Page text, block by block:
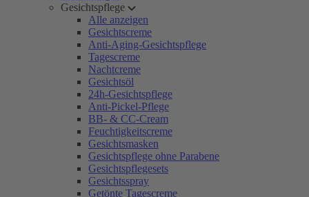
Gesichtspflege
Alle anzeigen
Gesichtscreme
Anti-Aging-Gesichtspflege
Tagescreme
Nachtcreme
Gesichtsöl
24h-Gesichtspflege
Anti-Pickel-Pflege
BB- & CC-Cream
Feuchtigkeitscreme
Gesichtsmasken
Gesichtspflege ohne Parabene
Gesichtspflegesets
Gesichtsspray
Getönte Tagescreme